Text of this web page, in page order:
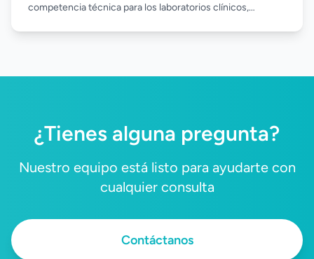
competencia técnica para los laboratorios clínicos,
resultados confiables. Su implementación fortalece la
¿Tienes alguna pregunta?
Nuestro equipo está listo para ayudarte con
cualquier consulta
Contáctanos